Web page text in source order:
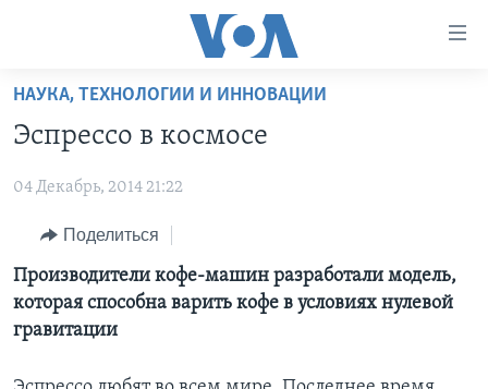
Перейти
основной
Перейти
навигации
Перейти
ПРОГРАММЫ
АМЕРИКА
НОВОСТИ ЗА МИНУТУ
ИТОГИ
ПОЧЕМУ ЭТО ВАЖНО?
ПРОЕКТЫ
УЧИМ АНГЛИЙСКИЙ
НАША АМЕРИКАНСКАЯ ИСТОРИЯ
А КАК В АМЕРИКЕ?
ЭКСПЕРТИЗА
ИНТЕРВЬЮ
ФАКТЫ ПРОТИВ ФЕЙКОВ
НАУКА, ТЕХНОЛОГИИ И ИННОВАЦИИ
Эспрессо в космосе
04 Декабрь, 2014 21:22
Поделиться
Производители кофе-машин разработали модель,
которая способна варить кофе в условиях нулевой
гравитации